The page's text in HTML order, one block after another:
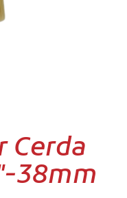
Cerda
38mm